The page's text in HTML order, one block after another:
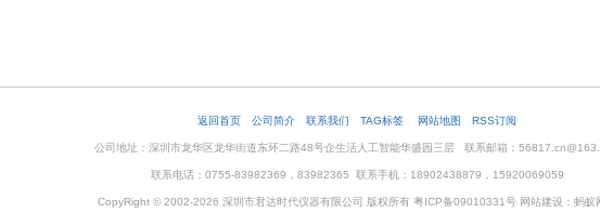
返回首页 公司简介 联系我们 TAG标签 网站地图 RSS订阅
公司地址：深圳市龙华区龙华街道东环二路48号企生活人工智能华盛园三层 联系邮箱：
联系电话：0755-83982369，83982365 联系手机：18902438879，15920069059
CopyRight © 2002-2026 深圳市君达时代仪器有限公司 版权所有 粤ICP备09010331号 网站建设 ： 蚂蚁